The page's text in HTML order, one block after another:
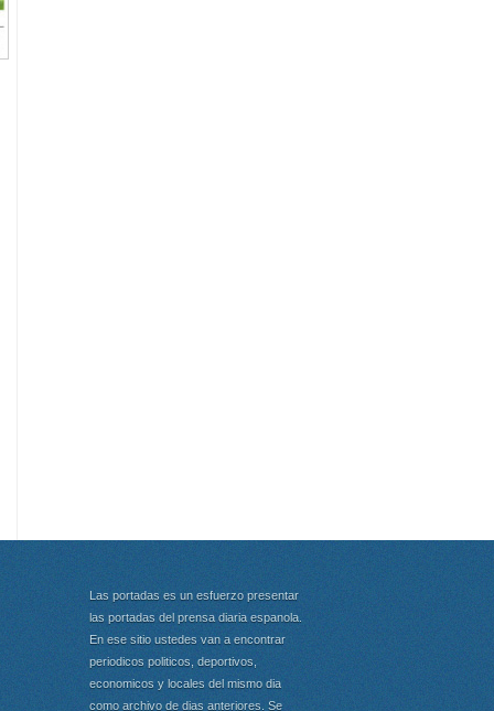
Las portadas es un esfuerzo presentar
las portadas del prensa diaria espanola.
En ese sitio ustedes van a encontrar
periodicos politicos, deportivos,
economicos y locales del mismo dia
como archivo de dias anteriores. Se